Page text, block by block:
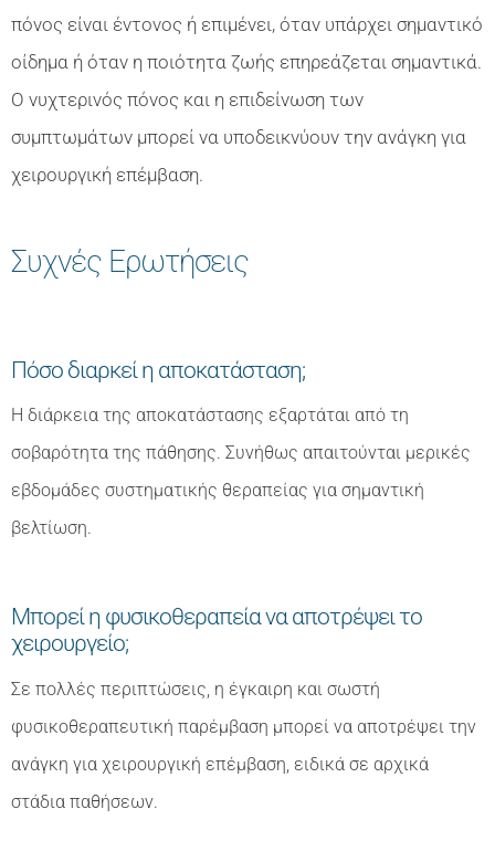
πόνος είναι έντονος ή επιμένει, όταν υπάρχει σημαντικό
οίδημα ή όταν η ποιότητα ζωής επηρεάζεται σημαντικά.
Ο νυχτερινός πόνος και η επιδείνωση των
συμπτωμάτων μπορεί να υποδεικνύουν την ανάγκη για
χειρουργική επέμβαση.
Συχνές Ερωτήσεις
Πόσο διαρκεί η αποκατάσταση;
Η διάρκεια της αποκατάστασης εξαρτάται από τη
σοβαρότητα της πάθησης. Συνήθως απαιτούνται μερικές
εβδομάδες συστηματικής θεραπείας για σημαντική
βελτίωση.
Μπορεί η φυσικοθεραπεία να αποτρέψει το
χειρουργείο;
Σε πολλές περιπτώσεις, η έγκαιρη και σωστή
φυσικοθεραπευτική παρέμβαση μπορεί να αποτρέψει την
ανάγκη για χειρουργική επέμβαση, ειδικά σε αρχικά
στάδια παθήσεων.